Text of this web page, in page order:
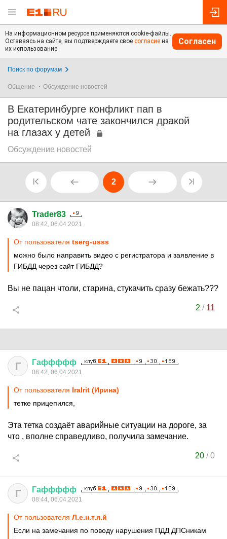
На информационном ресурсе применяются cookie-файлы.
Оставаясь на сайте, вы подтверждаете свое согласие на
их использование.
Согласен
Поиск по форумам
Общение Обсуждение новостей
В Екатеринбурге конфликт пап в
родительском чате закончился дракой
на глазах у детей
Обсуждение новостей
2
Trader83
08:42, 06.04.2021
От пользователя tserg-usss
можно было направить видео с регистратора и заявление в
ГИБДД через сайт ГИБДД?
Вы не пацан чтоли, старина, стукачить сразу бежать???
2 / 11
Г Гаффффф
08:42, 06.04.2021
От пользователя IraIrit (Ирина)
тетке прицепился,
Эта тетка создаёт аварийные ситуации на дороге, за
что , вполне справедливо, получила замечание.
20 /0
Г Гаффффф
08:44, 06.04.2021
От пользователя Л.е.н.т.я.й
Если на замечания по поводу нарушения ПДД ДПСникам